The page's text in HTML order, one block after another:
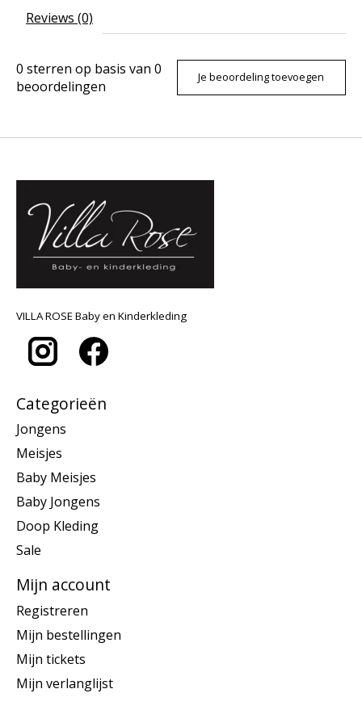
Reviews (0)
0 sterren op basis van 0
beoordelingen
Je beoordeling toevoegen
VILLA ROSE Baby en Kinderkleding
Categorieën
Jongens
Meisjes
Baby Meisjes
Baby Jongens
Doop Kleding
Sale
Mijn account
Registreren
Mijn bestellingen
Mijn tickets
Mijn verlanglijst